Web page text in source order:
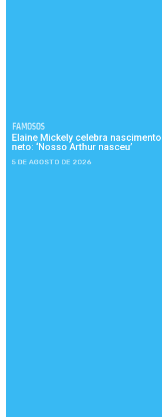
FAMOSOS
Elaine Mickely celebra
neto: ‘Nosso Arthur nasceu’
5 DE AGOSTO DE 2026